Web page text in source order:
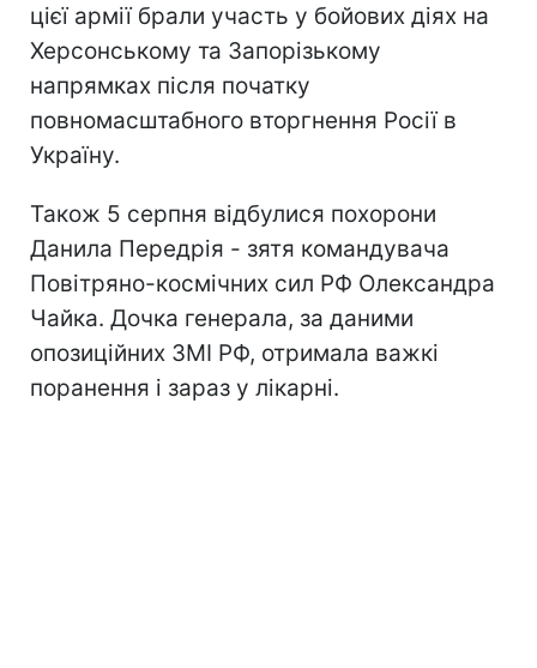
цієї армії брали участь у бойових діях на
Херсонському та Запорізькому
напрямках після початку
повномасштабного вторгнення Росії в
Україну.
Також 5 серпня відбулися похорони
Данила Передрія - зятя командувача
Повітряно-космічних сил РФ Олександра
Чайка. Дочка генерала, за даними
опозиційних ЗМІ РФ, отримала важкі
поранення і зараз у лікарні.